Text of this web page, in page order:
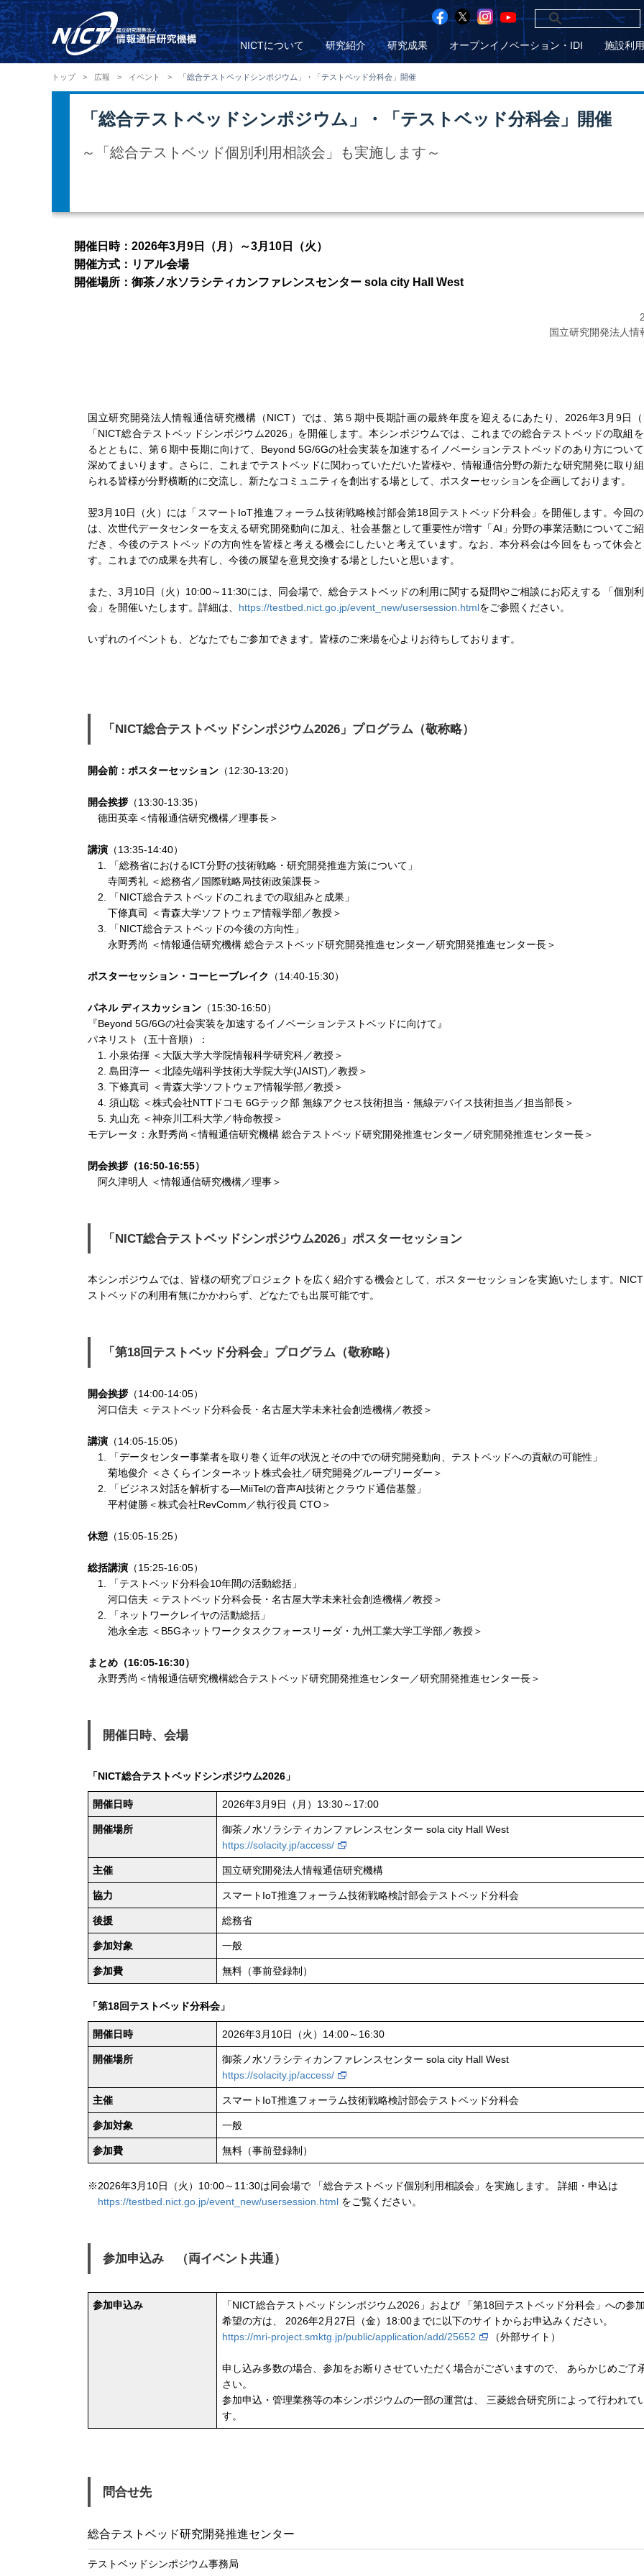
NICTについて 研究紹介 研究成果 オープンイノベーション・IDI 施設利用
トップ > 広報 > イベント > 「総合テストベッドシンポジウム」・「テストベッド分科会」開催
「総合テストベッドシンポジウム」・「テストベッド分科会」開催
～「総合テストベッド個別利用相談会」も実施します～
開催日時：2026年3月9日（月）～3月10日（火）
開催方式：リアル会場
開催場所：御茶ノ水ソラシティカンファレンスセンター sola city Hall West
国立研究開発法人情
国立研究開発法人情報通信研究機構（NICT）では、第５期中長期計画の最終年度を迎えるにあたり、2026年3月9日
「NICT総合テストベッドシンポジウム2026」を開催します。本シンポジウムでは、これまでの総合テストベッドの取組
るとともに、第６期中長期に向けて、Beyond 5G/6Gの社会実装を加速するイノベーションテストベッドのあり方につい
深めてまいります。さらに、これまでテストベッドに関わっていただいた皆様や、情報通信分野の新たな研究開発に取り
られる皆様が分野横断的に交流し、新たなコミュニティを創出する場として、ポスターセッションを企画しております。
翌3月10日（火）には「スマートIoT推進フォーラム技術戦略検討部会第18回テストベッド分科会」を開催します。今回
は、次世代データセンターを支える研究開発動向に加え、社会基盤として重要性が増す「AI」分野の事業活動についてご
だき、今後のテストベッドの方向性を皆様と考える機会にしたいと考えています。なお、本分科会は今回をもって休会
す。これまでの成果を共有し、今後の展望を意見交換する場としたいと思います。
また、3月10日（火）10:00～11:30には、同会場で、総合テストベッドの利用に関する疑問やご相談にお応えする 「個別
会」を開催いたします。詳細は、 https://testbed.nict.go.jp/event_new/usersession.htmlをご参照ください。
いずれのイベントも、どなたでもご参加できます。皆様のご来場を心よりお待ちしております。
「NICT総合テストベッドシンポジウム2026」プログラム（敬称略）
開会前：ポスターセッション （12:30-13:20）
開会挨拶 （13:30-13:35）
徳田英幸＜情報通信研究機構／理事長＞
講演 （13:35-14:40）
1. 「総務省におけるICT分野の技術戦略・研究開発推進方策について」
寺岡秀礼 ＜総務省／国際戦略局技術政策課長＞
2. 「NICT総合テストベッドのこれまでの取組みと成果」
下條真司 ＜青森大学ソフトウェア情報学部／教授＞
3. 「NICT総合テストベッドの今後の方向性」
永野秀尚 ＜情報通信研究機構 総合テストベッド研究開発推進センター／研究開発推進センター長＞
ポスターセッション・コーヒーブレイク （14:40-15:30）
パネル ディスカッション （15:30-16:50）
『Beyond 5G/6Gの社会実装を加速するイノベーションテストベッドに向けて』
パネリスト（五十音順）：
1. 小泉佑揮 ＜大阪大学大学院情報科学研究科／教授＞
2. 島田淳一 ＜北陸先端科学技術大学院大学(JAIST)／教授＞
3. 下條真司 ＜青森大学ソフトウェア情報学部／教授＞
4. 須山聡 ＜株式会社NTTドコモ 6Gテック部 無線アクセス技術担当・無線デバイス技術担当／担当部長＞
5. 丸山充 ＜神奈川工科大学／特命教授＞
モデレータ：永野秀尚＜情報通信研究機構 総合テストベッド研究開発推進センター／研究開発推進センター長＞
閉会挨拶（16:50-16:55）
阿久津明人 ＜情報通信研究機構／理事＞
「NICT総合テストベッドシンポジウム2026」ポスターセッション
本シンポジウムでは、皆様の研究プロジェクトを広く紹介する機会として、ポスターセッションを実施いたします。
ストベッドの利用有無にかかわらず、どなたでも出展可能です。
「第18回テストベッド分科会」プログラム（敬称略）
開会挨拶 （14:00-14:05）
河口信夫 ＜テストベッド分科会長・名古屋大学未来社会創造機構／教授＞
講演 （14:05-15:05）
1. 「データセンター事業者を取り巻く近年の状況とその中での研究開発動向、テストベッドへの貢献の可能性」
菊地俊介 ＜さくらインターネット株式会社／研究開発グループリーダー＞
2. 「ビジネス対話を解析する—MiiTelの音声AI技術とクラウド通信基盤」
平村健勝＜株式会社RevComm／執行役員 CTO＞
休憩 （15:05-15:25）
総括講演 （15:25-16:05）
1. 「テストベッド分科会10年間の活動総括」
河口信夫 ＜テストベッド分科会長・名古屋大学未来社会創造機構／教授＞
2. 「ネットワークレイヤの活動総括」
池永全志 ＜B5Gネットワークタスクフォースリーダ・九州工業大学工学部／教授＞
まとめ（16:05-16:30）
永野秀尚＜情報通信研究機構総合テストベッド研究開発推進センター／研究開発推進センター長＞
開催日時、会場
「NICT総合テストベッドシンポジウム2026」
開催日時 2026年3月9日（月）13:30～17:00
開催場所
御茶ノ水ソラシティカンファレンスセンター sola city Hall West
https://solacity.jp/access/
主催 国立研究開発法人情報通信研究機構
協力 スマートIoT推進フォーラム技術戦略検討部会テストベッド分科会
後援 総務省
参加対象 一般
参加費 無料（事前登録制）
「第18回テストベッド分科会」
開催日時 2026年3月10日（火）14:00～16:30
開催場所
御茶ノ水ソラシティカンファレンスセンター sola city Hall West
https://solacity.jp/access/
主催 スマートIoT推進フォーラム技術戦略検討部会テストベッド分科会
参加対象 一般
参加費 無料（事前登録制）
※2026年3月10日（火）10:00～11:30は同会場で 「総合テストベッド個別利用相談会」を実施します。 詳細・申込は
https://testbed.nict.go.jp/event_new/usersession.html をご覧ください。
参加申込み（両イベント共通）
参加申込み
「NICT総合テストベッドシンポジウム2026」および 「第18回テストベッド分科会」への参
希望の方は、 2026年2月27日（金）18:00までに以下のサイトからお申込みください。
https://mri-project.smktg.jp/public/application/add/25652
（外部サイト）
申し込み多数の場合、参加をお断りさせていただく場合がございますので、 あらかじめご了
さい。
参加申込・管理業務等の本シンポジウムの一部の運営は、 三菱総合研究所によって行われて
す。
問合せ先
総合テストベッド研究開発推進センター
テストベッドシンポジウム事務局